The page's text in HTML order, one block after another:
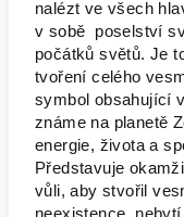
nalézt ve všech
v sobě poselství
počátků světů. Je
tvoření celého
symbol obsahující
známe na planetě
energie, života a
Představuje
vůli, aby stvořil